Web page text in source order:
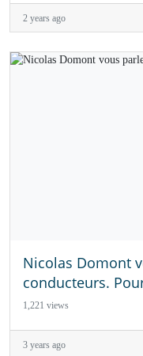
2 years ago
Nicolas Domont
conducteurs.
1,221 views
3 years ago